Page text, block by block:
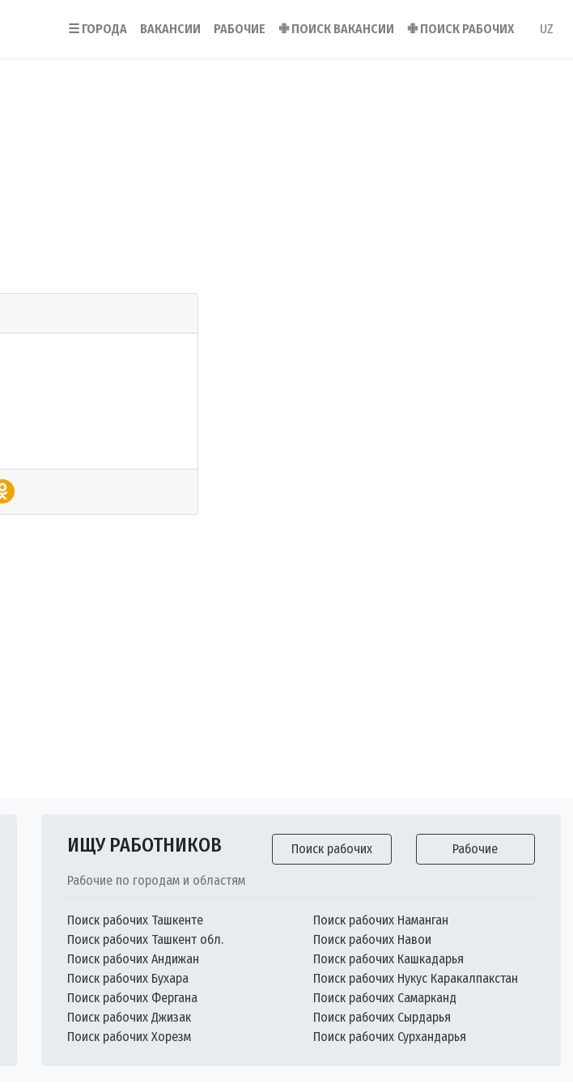
☰ ГОРОДА ВАКАНСИИ РАБОЧИЕ ✙ПОИСК ВАКАНСИИ ✙ПОИСК РАБОЧИХ UZ
ИЩУ РАБОТНИКОВ Поиск рабочих Рабочие
Рабочие по городам и областям
Поиск рабочих Ташкенте
Поиск рабочих Ташкент обл.
Поиск рабочих Андижан
Поиск рабочих Бухара
Поиск рабочих Фергана
Поиск рабочих Джизак
Поиск рабочих Хорезм
Поиск рабочих Наманган
Поиск рабочих Навои
Поиск рабочих Кашкадарья
Поиск рабочих Нукус Каракалпакстан
Поиск рабочих Самарканд
Поиск рабочих Сырдарья
Поиск рабочих Сурхандарья